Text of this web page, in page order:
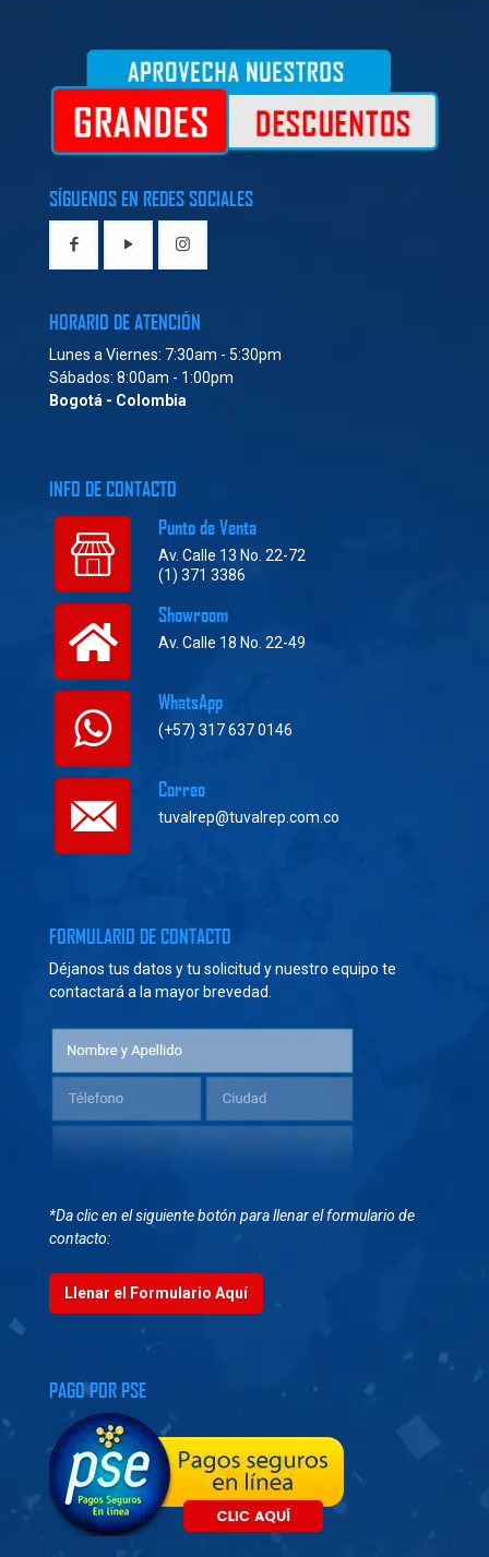
SÍGUENOS EN REDES SOCIALES
HORARIO DE ATENCIÓN
Lunes a Viernes: 7:30am - 5:30pm
Sábados: 8:00am - 1:00pm
Bogotá - Colombia
INFO DE CONTACTO
Punto de Venta
Av. Calle 13 No. 22-72
(1) 371 3386
Showroom
Av. Calle 18 No. 22-49
WhatsApp
(+57) 317 637 0146
Correo
tuvalrep@tuvalrep.com.co
FORMULARIO DE CONTACTO
Déjanos tus datos y tu solicitud y nuestro equipo te
contactará a la mayor brevedad.
*Da clic en el siguiente botón para llenar el formulario de
contacto:
Llenar el Formulario Aquí
PAGO POR PSE